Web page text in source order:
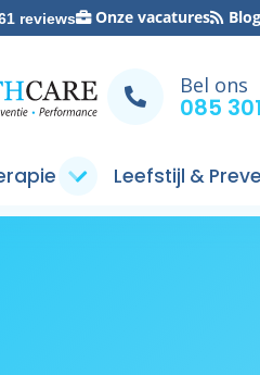
reviews Onze vacatures Blog
Bel ons
085
Leefstijl &